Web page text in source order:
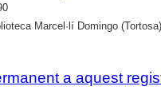
Marcel·lí Domingo (Tortosa)
a aquest